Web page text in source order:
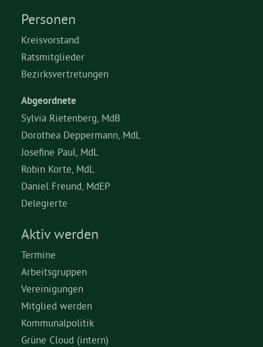
Personen
Kreisvorstand
Ratsmitglieder
Bezirksvertretungen
Abgeordnete
Sylvia Rietenberg, MdB
Dorothea Deppermann, MdL
Josefine Paul, MdL
Robin Korte, MdL
Daniel Freund, MdEP
Delegierte
Aktiv werden
Termine
Arbeitsgruppen
Vereinigungen
Mitglied werden
Kommunalpolitik
Grüne Cloud (intern)